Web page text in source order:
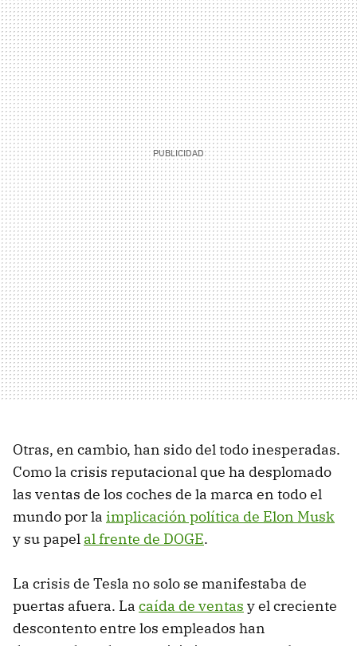
Otras, en cambio, han sido del todo inesperadas.
Como la crisis reputacional que ha desplomado
las ventas de los coches de la marca en todo el
mundo por la implicación política de Elon Musk
y su papel al frente de DOGE.
La crisis de Tesla no solo se manifestaba de
puertas afuera. La caída de ventas y el creciente
descontento entre los empleados han